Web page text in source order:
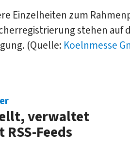
Einzelheiten zum
stehen auf
(Quelle: Koelnmesse
verwaltet
Feeds